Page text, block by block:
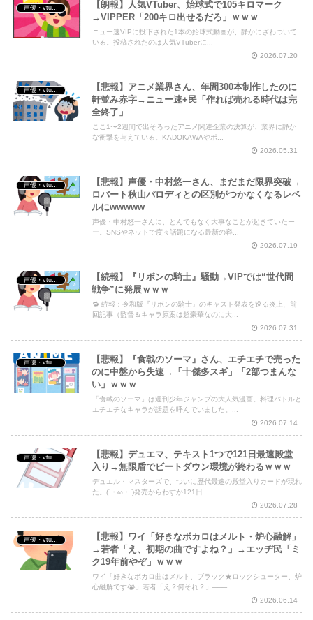
声優・vtuber・アニメ漫画ゲーム
【朗報】人気VTuber、始球式で105キロマーク
→VIPPER「200キロ出せるだろ」ｗｗｗ
ニュー速VIPに投下された1本の始球式動画が、静かにざわついて
いる。投稿されたのは人気VTuberに...
2026.07.20
声優・vtuber・アニメ漫画ゲーム
【悲報】アニメ業界さん、年間300本制作したのに
軒並み赤字→ニュー速+民「作れば売れる時代は完
全終了」
ここ1〜2週間で出そろったアニメ関連企業の決算が、業界に静か
な衝撃を与えている。KADOKAWAやポ...
2026.05.31
声優・vtuber・アニメ漫画ゲーム
【悲報】声優・中村悠一さん、まだまだ限界突破→
ロバート秋山パロディとの区別がつかなくなるレベ
ルにwwwww
声優・中村悠一さんに、とんでもなく大事なことが起きていたー
ー。SNSやネットで度々話題になる最新の容...
2026.07.19
声優・vtuber・アニメ漫画ゲーム
【続報】『リボンの騎士』騒動→VIPでは“世代間
戦争”に発展ｗｗｗ
🔁 続報：令和版『リボンの騎士』のキャスト発表を巡る炎上、前
回記事（監督＆キャラ原案は超豪華なのに大...
2026.07.31
声優・vtuber・アニメ漫画ゲーム
【悲報】『食戟のソーマ』さん、エチエチで売った
のに中盤から失速→「十傑多スギ」「2部つまんな
い」ｗｗｗ
「食戟のソーマ」は週刊少年ジャンプの大人気漫画。料理バトルと
エチエチなキャラが話題を呼んでいました。...
2026.07.14
【悲報】デュエマ、テキスト1つで121日最速殿堂
入り→無限盾でビートダウン環境が終わるｗｗｗ
デュエル・マスターズで、ついに歴代最速の殿堂入りカードが現れ
た。(´・ω・`)発売からわずか121日...
2026.07.28
【悲報】ワイ「好きなボカロはメルト・炉心融解」
→若者「え、初期の曲ですよね？」→エッヂ民「ミ
ク19年前やぞ」ｗｗｗ
ワイ「好きなボカロ曲はメルト、ブラック★ロックシューター、炉
心融解です😭」若者「え？何それ？」───...
2026.06.14